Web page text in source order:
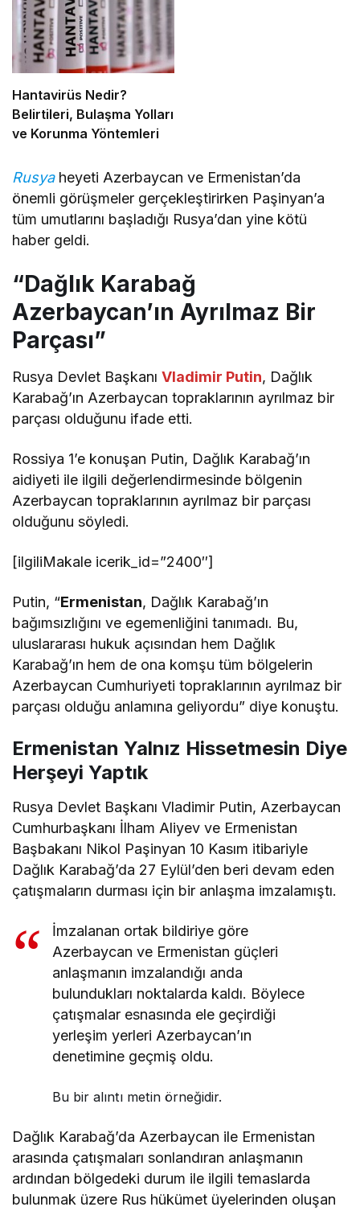
Hantavirüs Nedir?
Belirtileri, Bulaşma Yolları
ve Korunma Yöntemleri
Rusyaheyeti Azerbaycan ve Ermenistan’da
önemli görüşmeler gerçekleştirirken Paşinyan’a
tüm umutlarını başladığı Rusya’dan yine kötü
haber geldi.
“Dağlık Karabağ
Azerbaycan’ın Ayrılmaz Bir
Parçası”
Rusya Devlet BaşkanıVladimir Putin, Dağlık
Karabağ’ın Azerbaycan topraklarının ayrılmaz bir
parçası olduğunu ifade etti.
Rossiya 1’e konuşan Putin, Dağlık Karabağ’ın
aidiyeti ile ilgili değerlendirmesinde bölgenin
Azerbaycan topraklarının ayrılmaz bir parçası
olduğunu söyledi.
[ilgiliMakale icerik_id=”2400″]
Putin, “Ermenistan, Dağlık Karabağ’ın
bağımsızlığını ve egemenliğini tanımadı. Bu,
uluslararası hukuk açısından hem Dağlık
Karabağ’ın hem de ona komşu tüm bölgelerin
Azerbaycan Cumhuriyeti topraklarının ayrılmaz bir
parçası olduğu anlamına geliyordu” diye konuştu.
Ermenistan Yalnız Hissetmesin Diye
Herşeyi Yaptık
Rusya Devlet Başkanı Vladimir Putin, Azerbaycan
Cumhurbaşkanı İlham Aliyev ve Ermenistan
Başbakanı Nikol Paşinyan 10 Kasım itibariyle
Dağlık Karabağ’da 27 Eylül’den beri devam eden
çatışmaların durması için bir anlaşma imzalamıştı.
İmzalanan ortak bildiriye göre
Azerbaycan ve Ermenistan güçleri
anlaşmanın imzalandığı anda
bulundukları noktalarda kaldı. Böylece
çatışmalar esnasında ele geçirdiği
yerleşim yerleri Azerbaycan’ın
denetimine geçmiş oldu.
Bu bir alıntı metin örneğidir.
Dağlık Karabağ’da Azerbaycan ile Ermenistan
arasında çatışmaları sonlandıran anlaşmanın
ardından bölgedeki durum ile ilgili temaslarda
bulunmak üzere Rus hükümet üyelerinden oluşan